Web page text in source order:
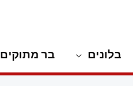
בלונים בר מתוקים